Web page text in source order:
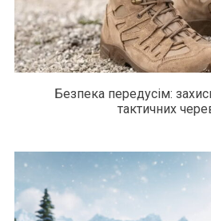
Безпека передусім:
тактичних